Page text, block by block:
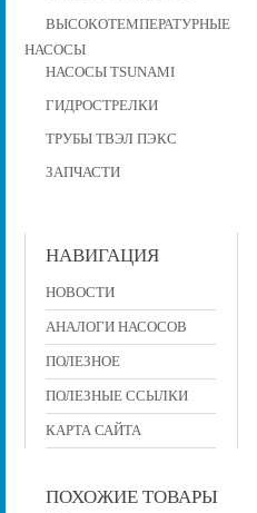
ВЫСОКОТЕМПЕРАТУРНЫЕ
НАСОСЫ
НАСОСЫ TSUNAMI
ГИДРОСТРЕЛКИ
ТРУБЫ ТВЭЛ ПЭКС
ЗАПЧАСТИ
НАВИГАЦИЯ
НОВОСТИ
АНАЛОГИ НАСОСОВ
ПОЛЕЗНОЕ
ПОЛЕЗНЫЕ ССЫЛКИ
КАРТА САЙТА
ПОХОЖИЕ ТОВАРЫ